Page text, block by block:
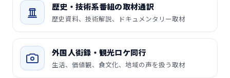
歴史・技術系番組の取材通訳
歴史資料、技術解説、ドキュメンタリー取材
外国人街録・観光ロケ同行
生活、価値観、食文化、地域の声を扱う取材